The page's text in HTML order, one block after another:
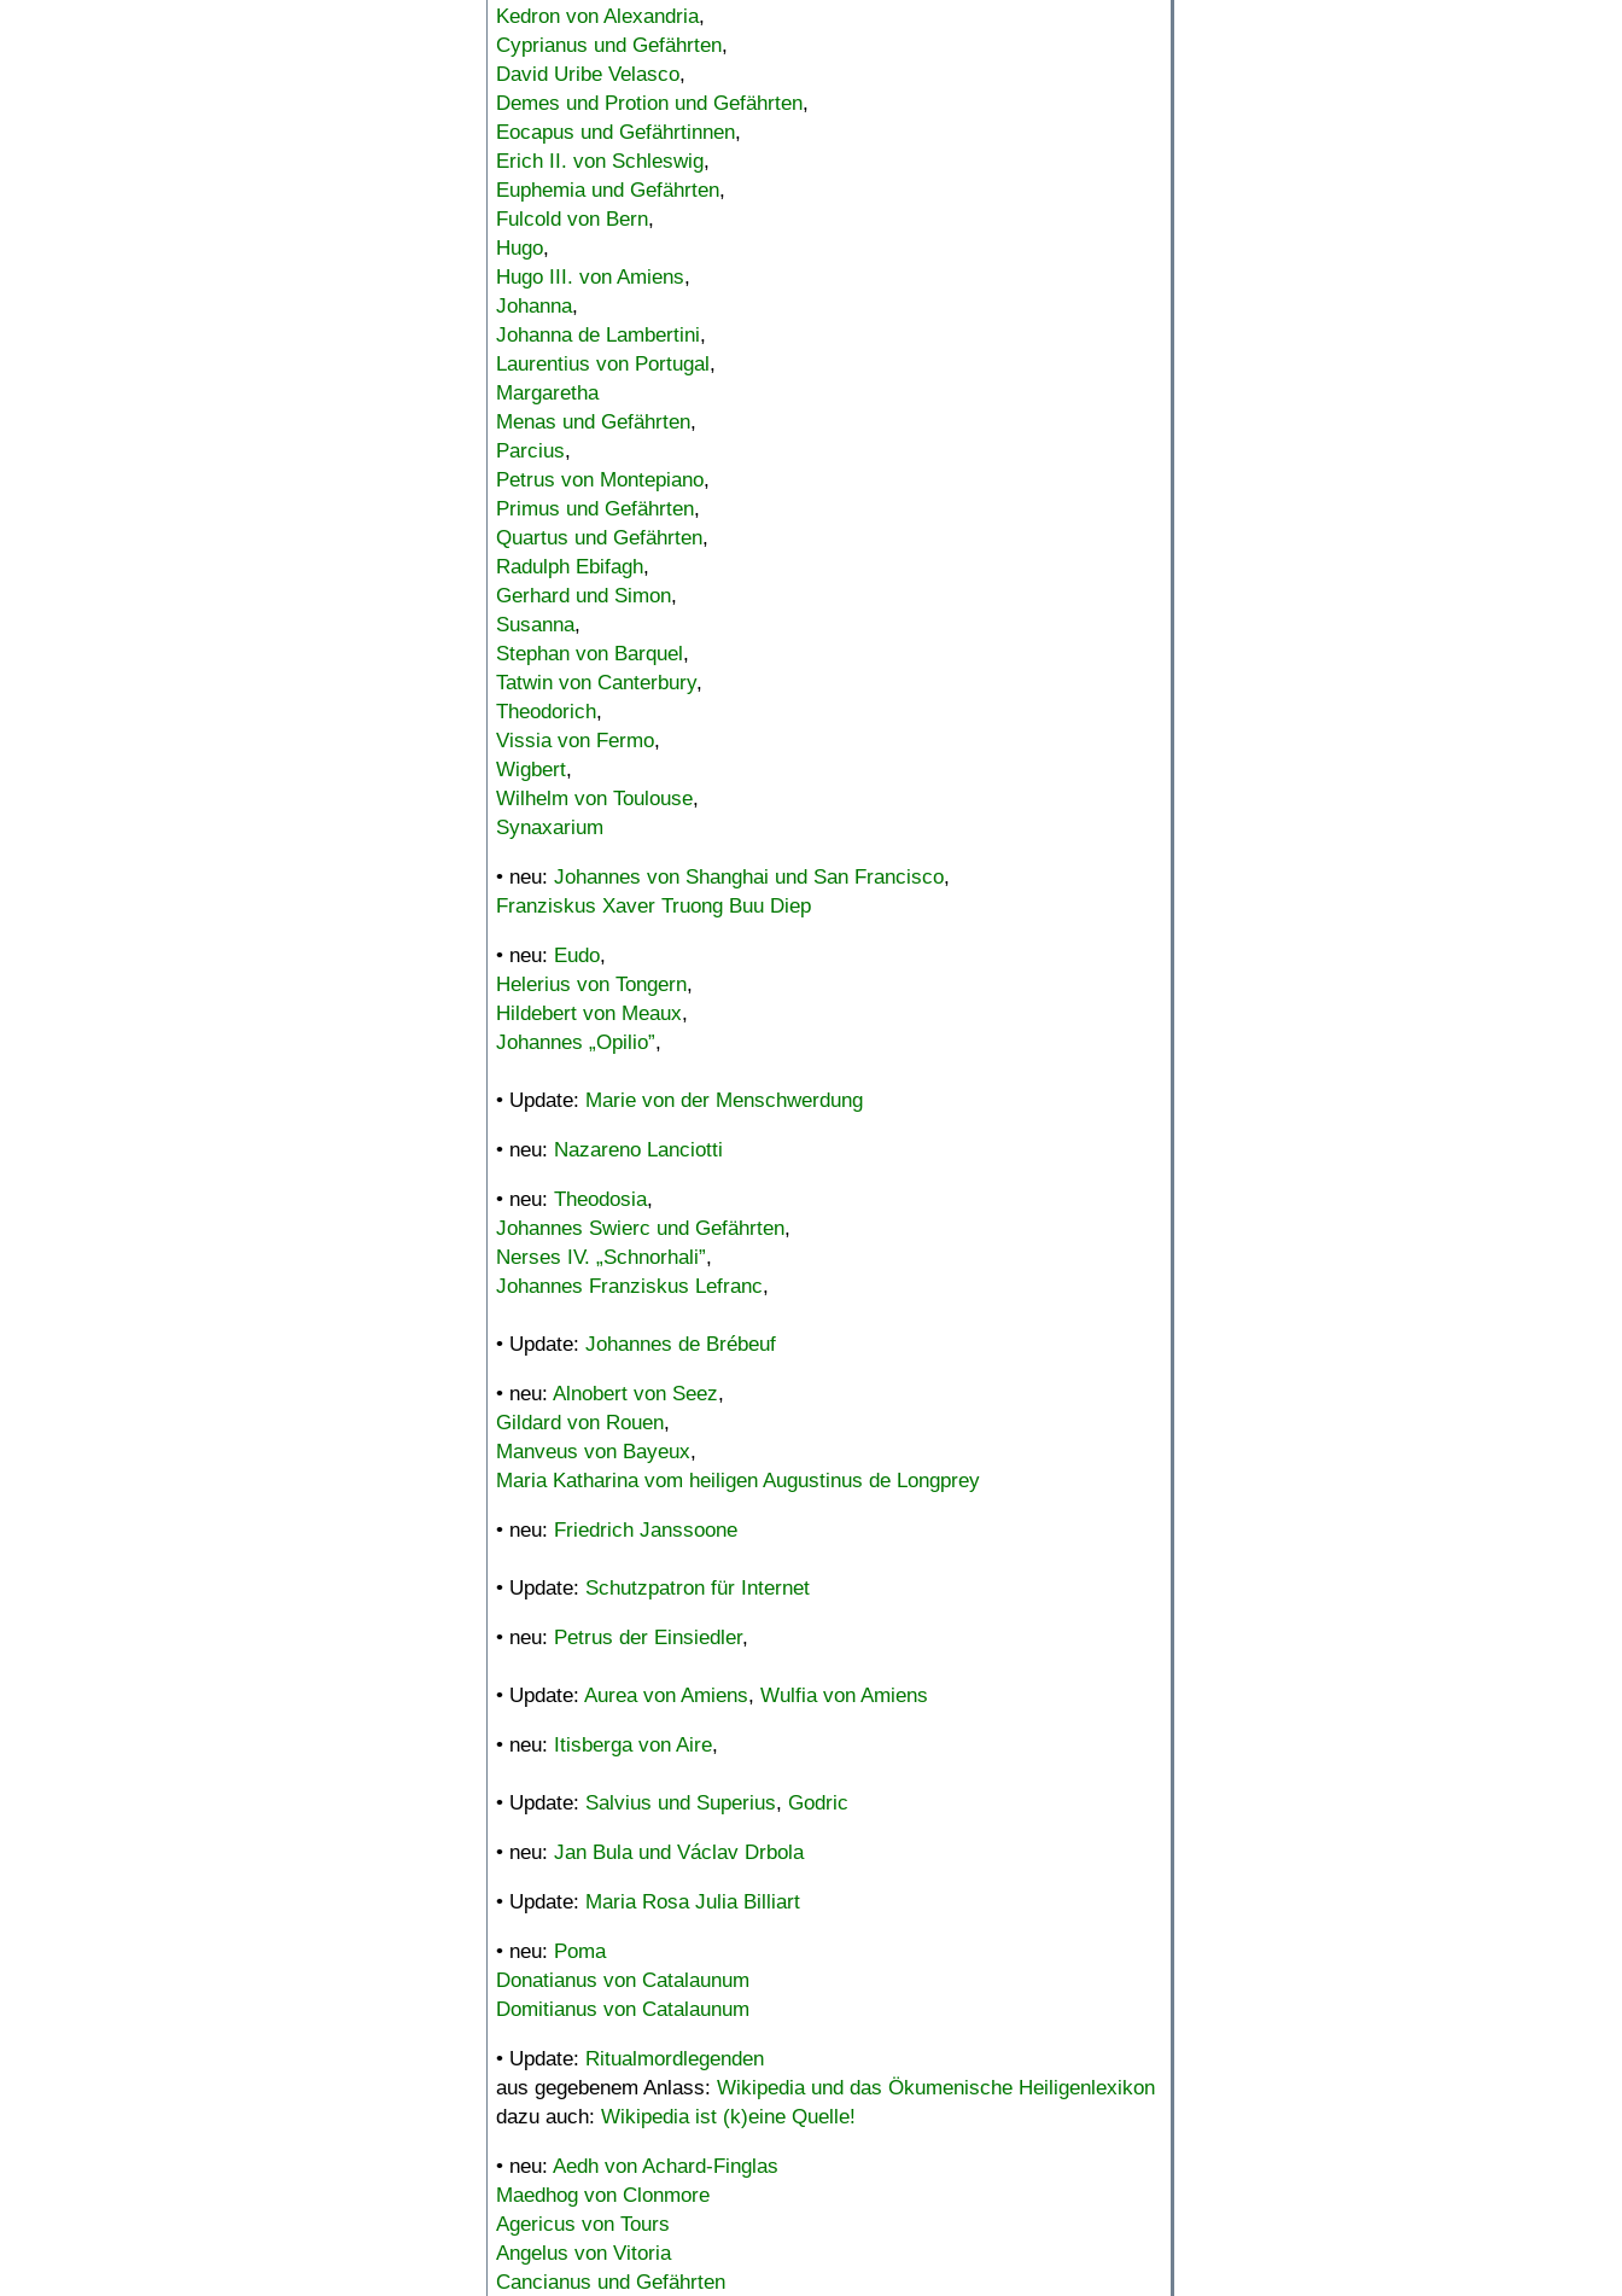
Kedron von Alexandria,
Cyprianus und Gefährten,
David Uribe Velasco,
Demes und Protion und Gefährten,
Eocapus und Gefährtinnen,
Erich II. von Schleswig,
Euphemia und Gefährten,
Fulcold von Bern,
Hugo,
Hugo III. von Amiens,
Johanna,
Johanna de Lambertini,
Laurentius von Portugal,
Margaretha
Menas und Gefährten,
Parcius,
Petrus von Montepiano,
Primus und Gefährten,
Quartus und Gefährten,
Radulph Ebifagh,
Gerhard und Simon,
Susanna,
Stephan von Barquel,
Tatwin von Canterbury,
Theodorich,
Vissia von Fermo,
Wigbert,
Wilhelm von Toulouse,
Synaxarium
• neu: Johannes von Shanghai und San Francisco,
Franziskus Xaver Truong Buu Diep
• neu: Eudo,
Helerius von Tongern,
Hildebert von Meaux,
Johannes „Opilio”,
• Update: Marie von der Menschwerdung
• neu: Nazareno Lanciotti
• neu: Theodosia,
Johannes Swierc und Gefährten,
Nerses IV. „Schnorhali”,
Johannes Franziskus Lefranc,
• Update: Johannes de Brébeuf
• neu: Alnobert von Seez,
Gildard von Rouen,
Manveus von Bayeux,
Maria Katharina vom heiligen Augustinus de Longprey
• neu: Friedrich Janssoone
• Update: Schutzpatron für Internet
• neu: Petrus der Einsiedler,
• Update: Aurea von Amiens, Wulfia von Amiens
• neu: Itisberga von Aire,
• Update: Salvius und Superius, Godric
• neu: Jan Bula und Václav Drbola
• Update: Maria Rosa Julia Billiart
• neu: Poma
Donatianus von Catalaunum
Domitianus von Catalaunum
• Update: Ritualmordlegenden
aus gegebenem Anlass: Wikipedia und das Ökumenische Heiligenlexikon
dazu auch: Wikipedia ist (k)eine Quelle!
• neu: Aedh von Achard-Finglas
Maedhog von Clonmore
Agericus von Tours
Angelus von Vitoria
Cancianus und Gefährten